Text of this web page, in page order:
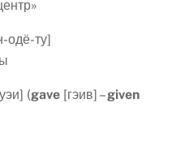
одё-ту]
(gave [гэив] –given